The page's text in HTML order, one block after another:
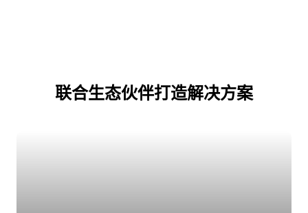
联合生态伙伴打造解决方案